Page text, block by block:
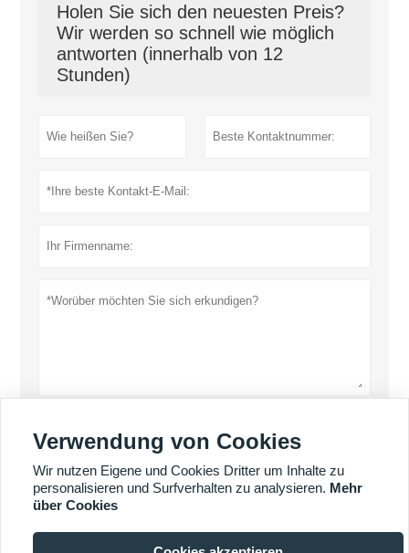
Holen Sie sich den neuesten Preis?
Wir werden so schnell wie möglich
antworten (innerhalb von 12
Stunden)
Datenschutz-Bestimmungen
Verwendung von Cookies
Wir nutzen Eigene und Cookies Dritter um Inhalte zu
personalisieren und Surfverhalten zu analysieren. Mehr
über Cookies